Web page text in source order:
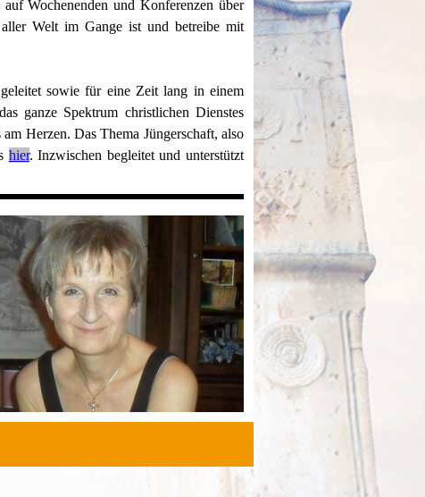
Wochenenden und Konferenzen über
Welt im Gange ist und betreibe mit
sowie für eine Zeit lang in einem
ganze Spektrum christlichen Dienstes
Herzen. Das Thema Jüngerschaft, also
hier.Inzwischen begleitet und unterstützt